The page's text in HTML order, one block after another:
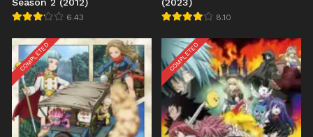
6.43 8.10
COMPLETED COMPLETED